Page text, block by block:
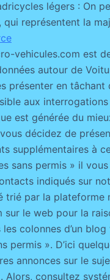
légers : On
qui représentent la
vehicules.com est
autour de
présenter en tâchant
aux
est générée du
décidez de
supplémentaires à
sans permis » il
indiqués sur
trié par la plateforme
sur le web pour la
colonnes d’un
permis ». D’ici
annonces sur le
Alors, consultez